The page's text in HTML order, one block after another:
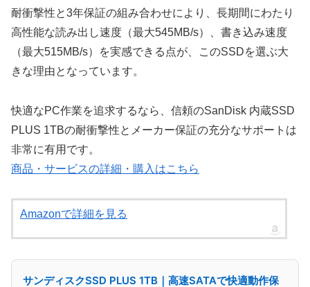
耐衝撃性と3年保証の組み合わせにより、長期間にわたり
高性能な読み出し速度（最大545MB/s）、書き込み速度
（最大515MB/s）を実感できる点が、このSSDを選ぶ大
きな理由となっています。
快適なPC作業を追求するなら、信頼のSanDisk 内蔵SSD
PLUS 1TBの耐衝撃性とメーカー保証の充分なサポートは
非常に有用です。
商品・サービスの詳細・購入はこちら
Amazonで詳細を見る
サンディスクSSD PLUS 1TB｜高速SATAで快適動作保